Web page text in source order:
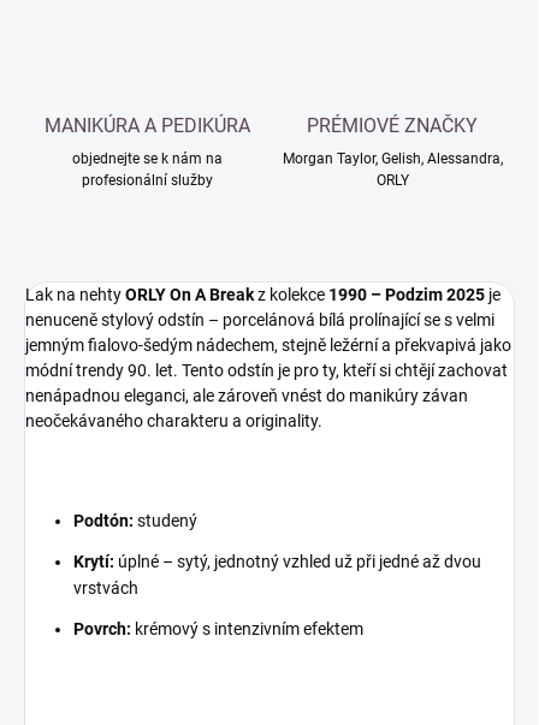
MANIKÚRA A PEDIKÚRA
objednejte se k nám na
profesionální služby
PRÉMIOVÉ ZNAČKY
Morgan Taylor, Gelish, Alessandra,
ORLY
Lak na nehtyORLY On A Breakz kolekce 1990 – Podzim 2025 je
nenuceně stylový odstín – porcelánová bílá prolínající se s velmi
jemným fialovo-šedým nádechem, stejně ležérní a překvapivá jako
módní trendy 90. let. Tento odstín je pro ty, kteří si chtějí zachovat
nenápadnou eleganci, ale zároveň vnést do manikúry závan
neočekávaného charakteru a originality.
Podtón: studený
Krytí: úplné – sytý, jednotný vzhled už při jedné až dvou
vrstvách
Povrch: krémový s intenzivním efektem